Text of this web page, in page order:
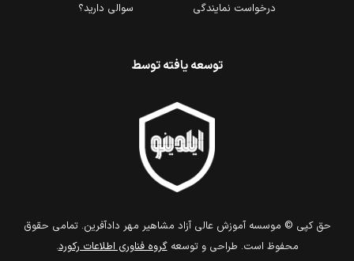
درخواست نمایندگی سوالی دارید؟
توسعه یافته توسط
حق كپي © موسسه آموزش عالی آزاد مشاهیر مهر دادآفرین. تمامي حقوق
محفوظ است. طراحي و توسعهگروه فناوري اطلاعات ركورد.